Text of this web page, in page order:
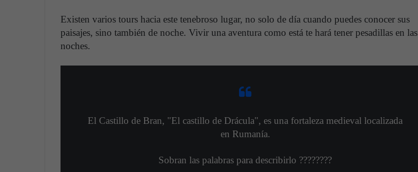
Existen varios tours hacia este tenebroso lugar, no solo de día cuando puedes conocer sus
paisajes, sino también de noche. Vivir una aventura como está te hará tener pesadillas en las
noches.
El Castillo de Bran, "El castillo de Drácula", es una fortaleza medieval localizada
en Rumanía.
Sobran las palabras para describirlo ????????